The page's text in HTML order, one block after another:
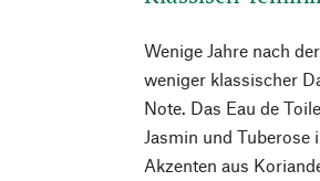
Wenige Jahre nach
weniger klassischer
Note. Das Eau de
Jasmin und
Akzenten aus